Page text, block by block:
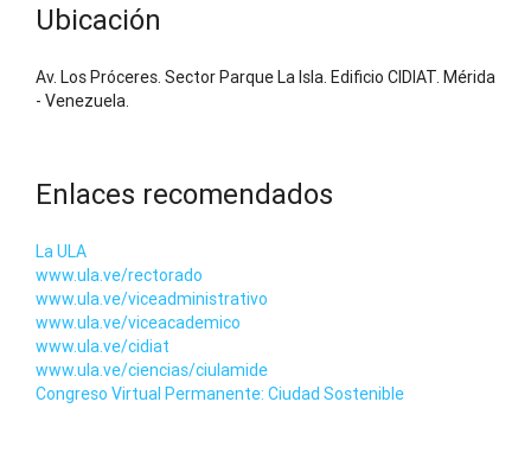
Ubicación
Av. Los Próceres. Sector Parque La Isla. Edificio CIDIAT. Mérida
- Venezuela.
Enlaces recomendados
La ULA
www.ula.ve/rectorado
www.ula.ve/viceadministrativo
www.ula.ve/viceacademico
www.ula.ve/cidiat
www.ula.ve/ciencias/ciulamide
Congreso Virtual Permanente: Ciudad Sostenible